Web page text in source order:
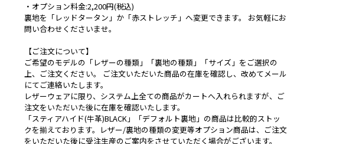
・オプション料金:2,200円(税込)
裏地を「レッドタータン」か「赤ストレッチ」へ変更できます。 お気軽にお
問い合わせくださいませ。
【ご注文について】
ご希望のモデルの「レザーの種類」「裏地の種類」「サイズ」をご選択の
上、ご注文ください。 ご注文いただいた商品の在庫を確認し、改めてメール
にてご連絡いたします。
レザーウェアに限り、システム上全ての商品がカートへ入れられますが、ご
注文をいただいた後に在庫を確認いたします。
「スティアハイド(牛革)BLACK」「デフォルト裏地」の商品は比較的ストッ
クを揃えております。レザー/裏地の種類の変更等オプション商品は、ご注文
をいただいた後に受注生産のご案内をさせていただく場合がございます。